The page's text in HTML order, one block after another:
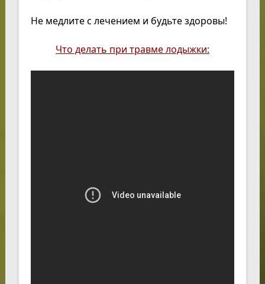
Не медлите с лечением и будьте здоровы!
Что делать при травме лодыжки: